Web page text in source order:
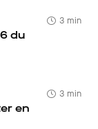
3 min
du
3 min
en